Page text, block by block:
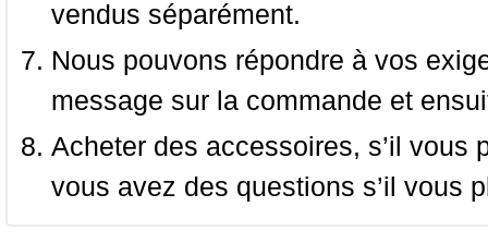
vendus séparément.
Nous pouvons répondre à vos
message sur la commande et
Acheter des accessoires, s’il
vous avez des questions s’il vous